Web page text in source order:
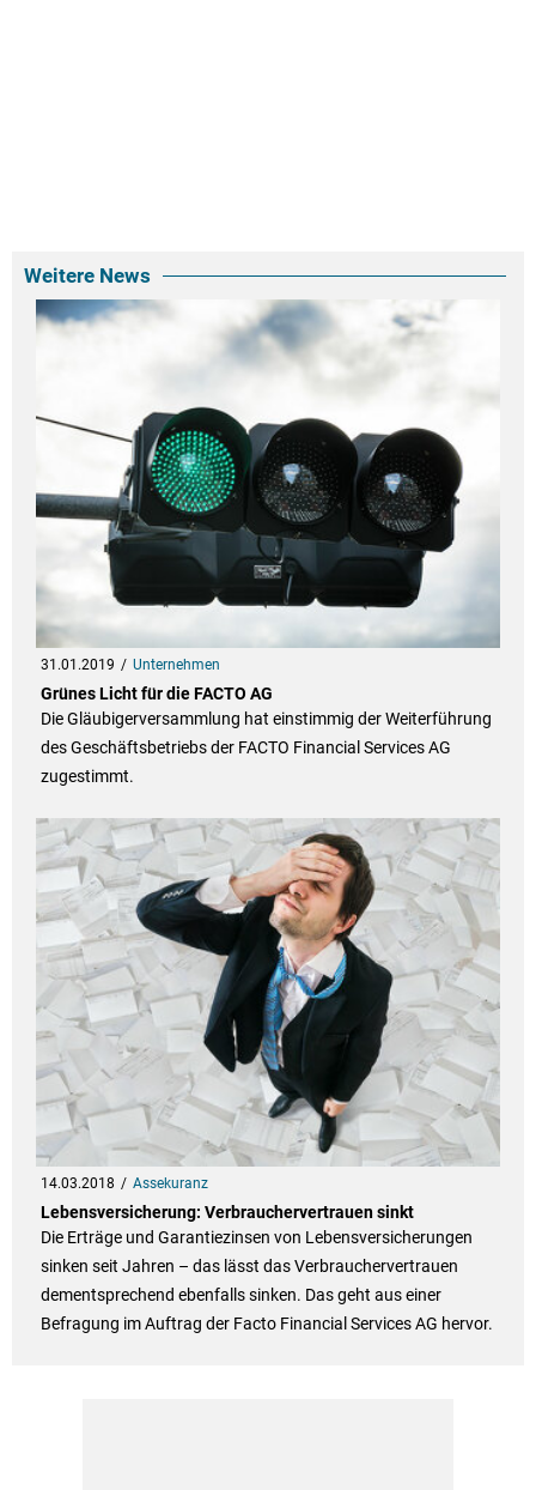
Weitere News
31.01.2019 Unternehmen
Grünes Licht für die FACTO AG
Die Gläubigerversammlung hat einstimmig der Weiterführung
des Geschäftsbetriebs der FACTO Financial Services AG
zugestimmt.
14.03.2018 Assekuranz
Lebensversicherung: Verbrauchervertrauen sinkt
Die Erträge und Garantiezinsen von Lebensversicherungen
sinken seit Jahren – das lässt das Verbrauchervertrauen
dementsprechend ebenfalls sinken. Das geht aus einer
Befragung im Auftrag der Facto Financial Services AG hervor.